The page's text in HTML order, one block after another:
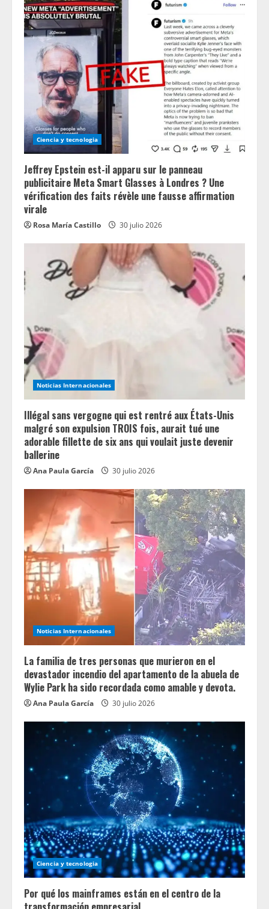
Ciencia y tecnologia
Jeffrey Epstein est-il apparu sur le panneau
publicitaire Meta Smart Glasses à Londres ? Une
vérification des faits révèle une fausse affirmation
virale
Rosa María Castillo 30 julio 2026
Noticias Internacionales
Illégal sans vergogne qui est rentré aux États-Unis
malgré son expulsion TROIS fois, aurait tué une
adorable fillette de six ans qui voulait juste devenir
ballerine
Ana Paula García 30 julio 2026
Noticias Internacionales
La familia de tres personas que murieron en el
devastador incendio del apartamento de la abuela de
Wylie Park ha sido recordada como amable y devota.
Ana Paula García 30 julio 2026
Ciencia y tecnologia
Por qué los mainframes están en el centro de la